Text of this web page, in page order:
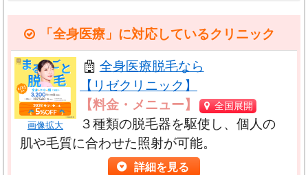
す。事前に必ずリスクや注意情報の確認、相談・説明
を受けましょう。
ご利用にあたっての御注意
結果・感想には個人差があります。文章内容や画像
本ページでは各種法令や取り決めを
厳重に順守するために以下の対応を行っ
ています。
１．体験談を掲載しない
「全身医療」に対応しているクリニック
画像拡大
全身医療脱毛なら
【リゼクリニック】
【料金・メニュー】
全国展開
３種類の脱毛器を駆使し、個人の
肌や毛質に合わせた照射が可能。
詳細を見る